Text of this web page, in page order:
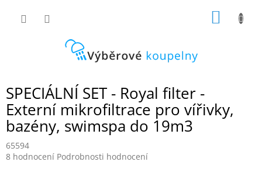
SPECIÁLNÍ SET - Royal filter -
Externí mikrofiltrace pro vířivky,
bazény, swimspa do 19m3
65594
Průměrné
8 hodnocení Podrobnosti hodnocení